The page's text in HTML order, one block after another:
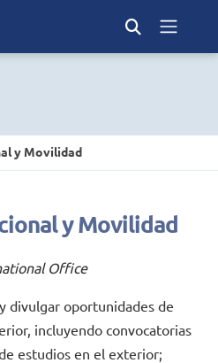
y Movilidad
y Movilidad
Office
divulgar oportunidades de
incluyendo convocatorias
estudios en el exterior;